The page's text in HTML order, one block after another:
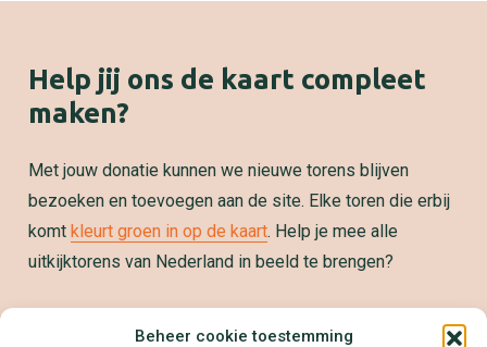
Beheer cookie toestemming
Help jij ons de kaart compleet
maken?
Met jouw donatie kunnen we nieuwe torens blijven
bezoeken en toevoegen aan de site. Elke toren die erbij
komt kleurt groen in op de kaart. Help je mee alle
uitkijktorens van Nederland in beeld te brengen?
Samenwerken?